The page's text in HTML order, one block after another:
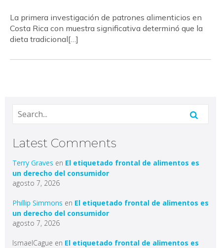
La primera investigación de patrones alimenticios en
Costa Rica con muestra significativa determinó que la
dieta tradicional[…]
Latest Comments
Terry Graves en El etiquetado frontal de alimentos es
un derecho del consumidor
agosto 7, 2026
Phillip Simmons en El etiquetado frontal de alimentos es
un derecho del consumidor
agosto 7, 2026
IsmaelCague en El etiquetado frontal de alimentos es